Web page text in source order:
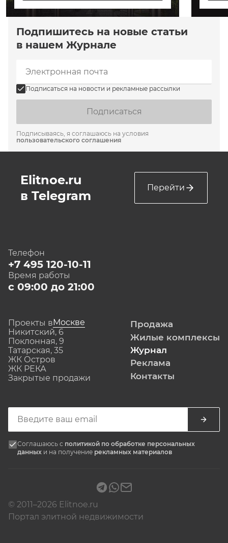
Подпишитесь на новые статьи
в нашем Журнале
Подписаться на новости и рекламные рассылки
Подписаться
Подписываясь, я соглашаюсь на условия
пользовательского соглашения
Elitnoe.ru
в Telegram
Перейти
Телефон
+7 495 120-10-11
Время работы
с 09:00 до 21:00
Проекты вМоскве
Никитский, 6
Поклонная, 9
Татарская, 35
ЖК Остров
ЖК РЕКА
Закрытые продажи
Продажа
Жилые комплексы
Журнал
Реклама
Контакты
Соглашаюсь с политикой по обработке персональных
данных и на получение рекламных материалов
© 2011–2026 Elitnoe.ru
Портал элитной недвижимости